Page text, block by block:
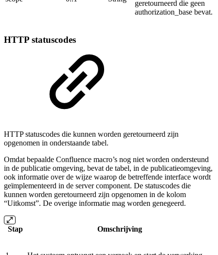
geretourneerd die geen
authorization_base bevat.
HTTP statuscodes
HTTP statuscodes die kunnen worden geretourneerd zijn
opgenomen in onderstaande tabel.
Omdat bepaalde Confluence macro’s nog niet worden ondersteund
in de publicatie omgeving, bevat de tabel, in de publicatieomgeving,
ook informatie over de wijze waarop de betreffende interface wordt
geïmplementeerd in de server component. De statuscodes die
kunnen worden geretourneerd zijn opgenomen in de kolom
“Uitkomst”. De overige informatie mag worden genegeerd.
Stap Omschrijving